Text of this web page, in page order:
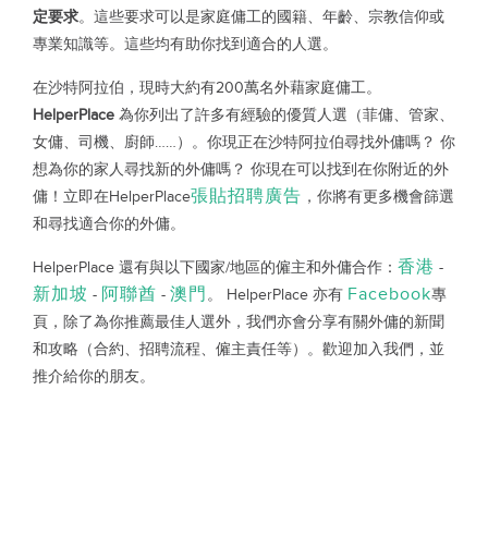
定要求。這些要求可以是家庭傭工的國籍、年齡、宗教信仰或
專業知識等。這些均有助你找到適合的人選。
在沙特阿拉伯，現時大約有200萬名外藉家庭傭工。
HelperPlace 為你列出了許多有經驗的優質人選（菲傭、管家、
女傭、司機、廚師……）。你現正在沙特阿拉伯尋找外傭嗎？ 你
想為你的家人尋找新的外傭嗎？ 你現在可以找到在你附近的外
傭！立即在HelperPlace張貼招聘廣告 ，你將有更多機會篩選
和尋找適合你的外傭。
HelperPlace 還有與以下國家/地區的僱主和外傭合作： 香港 -
新加坡 - 阿聯酋 - 澳門 。 HelperPlace 亦有 Facebook專
頁，除了為你推薦最佳人選外，我們亦會分享有關外傭的新聞
和攻略（合約、招聘流程、僱主責任等）。歡迎加入我們，並
推介給你的朋友。